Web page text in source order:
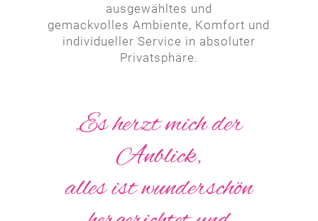
ausgewähltes und
gemackvolles Ambiente, Komfort und
individueller Service in absoluter
Privatsphäre.
„Es herzt mich der
Anblick,
alles ist wunderschön